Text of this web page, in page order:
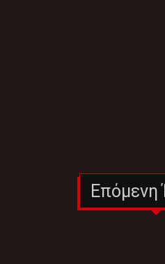
Επόμενη